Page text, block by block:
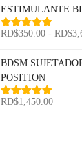
ESTIMULANTE
Valorado
RD$350.00 - RD$
BDSM
POSITION
Valorado
RD$1,450.00